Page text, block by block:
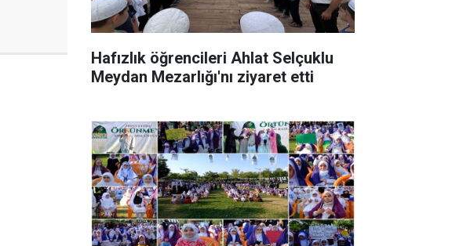
Hafızlık öğrencileri Ahlat Selçuklu
Meydan Mezarlığı'nı ziyaret etti